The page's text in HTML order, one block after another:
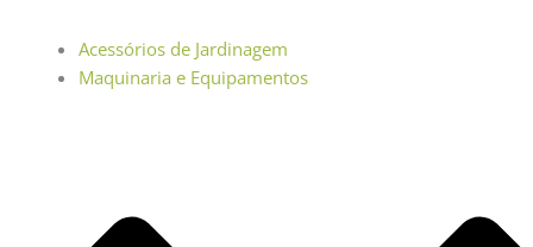
Acessórios de Jardinagem
Maquinaria e Equipamentos